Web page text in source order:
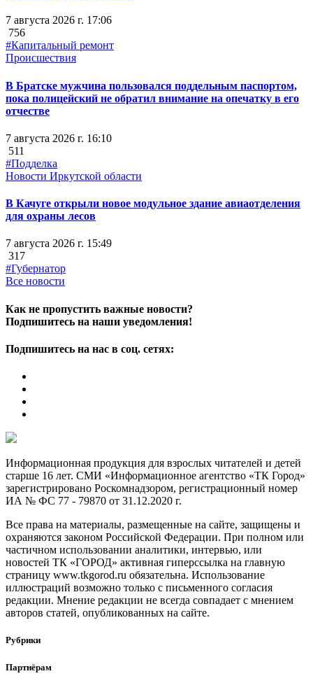
7 августа 2026 г. 17:06
756
#Капитальный ремонт
Происшествия
В Братске мужчина пользовался поддельным паспортом,
пока полицейский не обратил внимание на опечатку в его
отчестве
7 августа 2026 г. 16:10
511
#Подделка
Новости Иркутской области
В Качуге открыли новое модульное здание авиаотделения
для охраны лесов
7 августа 2026 г. 15:49
317
#Губернатор
Все новости
Как не пропустить важные новости?
Подпишитесь на наши уведомления!
Подпишитесь на нас в соц. сетях:
Информационная продукция для взрослых читателей и детей
старше 16 лет. СМИ «Информационное агентство «ТК Город»
зарегистрировано Роскомнадзором, регистрационный номер
ИА № ФС 77 - 79870 от 31.12.2020 г.
Все права на материалы, размещенные на сайте, защищены и
охраняются законом Российской Федерации. При полном или
частичном использовании аналитики, интервью, или
новостей ТК «ГОРОД» активная гиперссылка на главную
страницу www.tkgorod.ru обязательна. Использование
иллюстраций возможно только с письменного согласия
редакции. Мнение редакции не всегда совпадает с мнением
авторов статей, опубликованных на сайте.
Рубрики
Партнёрам